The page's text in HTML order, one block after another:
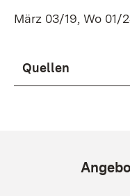
März 03/19, Wo 01/
Quellen